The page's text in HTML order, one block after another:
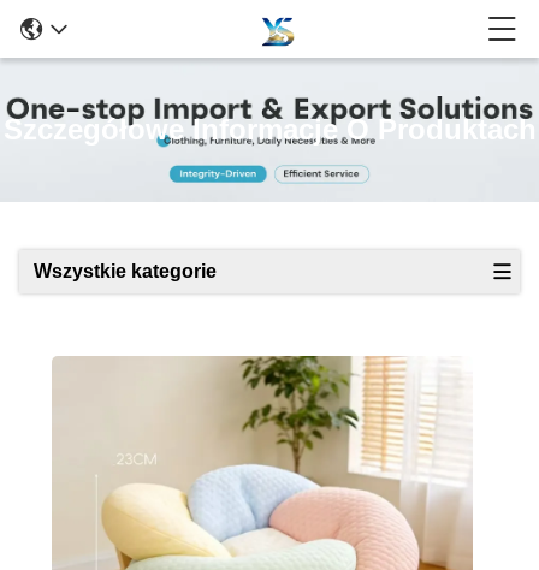
Szczegółowe Informacje O Produktach
Wszystkie kategorie